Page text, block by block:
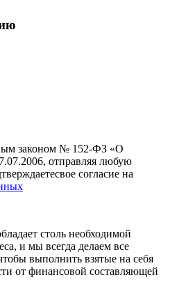
законом № 152-ФЗ «О
отправляя любую
согласие на
столь необходимой
и мы всегда делаем все
выполнить взятые на себя
от финансовой составляющей